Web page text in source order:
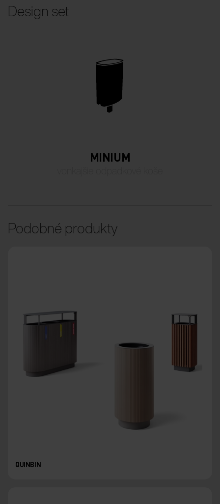
Design set
MINIUM
Podobné produkty
QUINBIN